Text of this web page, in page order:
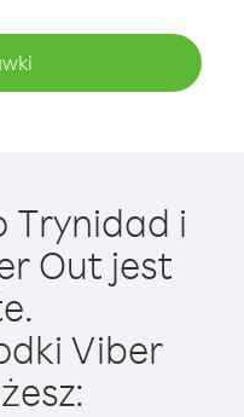
Trynidad i
Out jest
Viber